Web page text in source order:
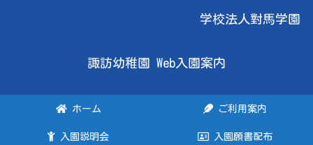
学校法人對馬学園
諏訪幼稚園 Web入園案内
ホーム ご利用案内
入園説明会 入園願書配布